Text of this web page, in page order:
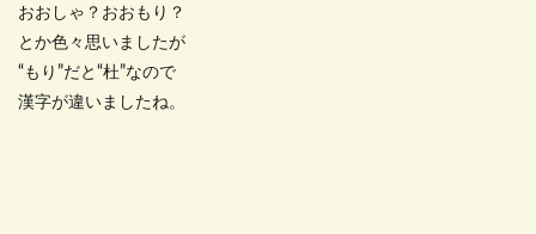
おおしゃ？おおもり？
とか色々思いましたが
“もり”だと“杜”なので
漢字が違いましたね。